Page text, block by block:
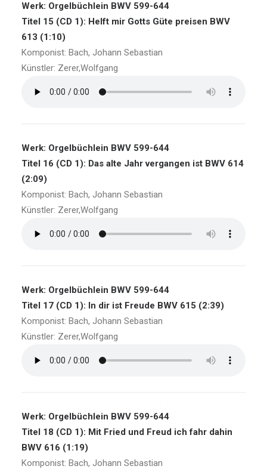
Werk: Orgelbüchlein BWV 599-644
Titel 15 (CD 1): Helft mir Gotts Güte preisen BWV
613 (1:10)
Komponist: Bach, Johann Sebastian
Künstler: Zerer,Wolfgang
Werk: Orgelbüchlein BWV 599-644
Titel 16 (CD 1): Das alte Jahr vergangen ist BWV 614
(2:09)
Komponist: Bach, Johann Sebastian
Künstler: Zerer,Wolfgang
Werk: Orgelbüchlein BWV 599-644
Titel 17 (CD 1): In dir ist Freude BWV 615 (2:39)
Komponist: Bach, Johann Sebastian
Künstler: Zerer,Wolfgang
Werk: Orgelbüchlein BWV 599-644
Titel 18 (CD 1): Mit Fried und Freud ich fahr dahin
BWV 616 (1:19)
Komponist: Bach, Johann Sebastian